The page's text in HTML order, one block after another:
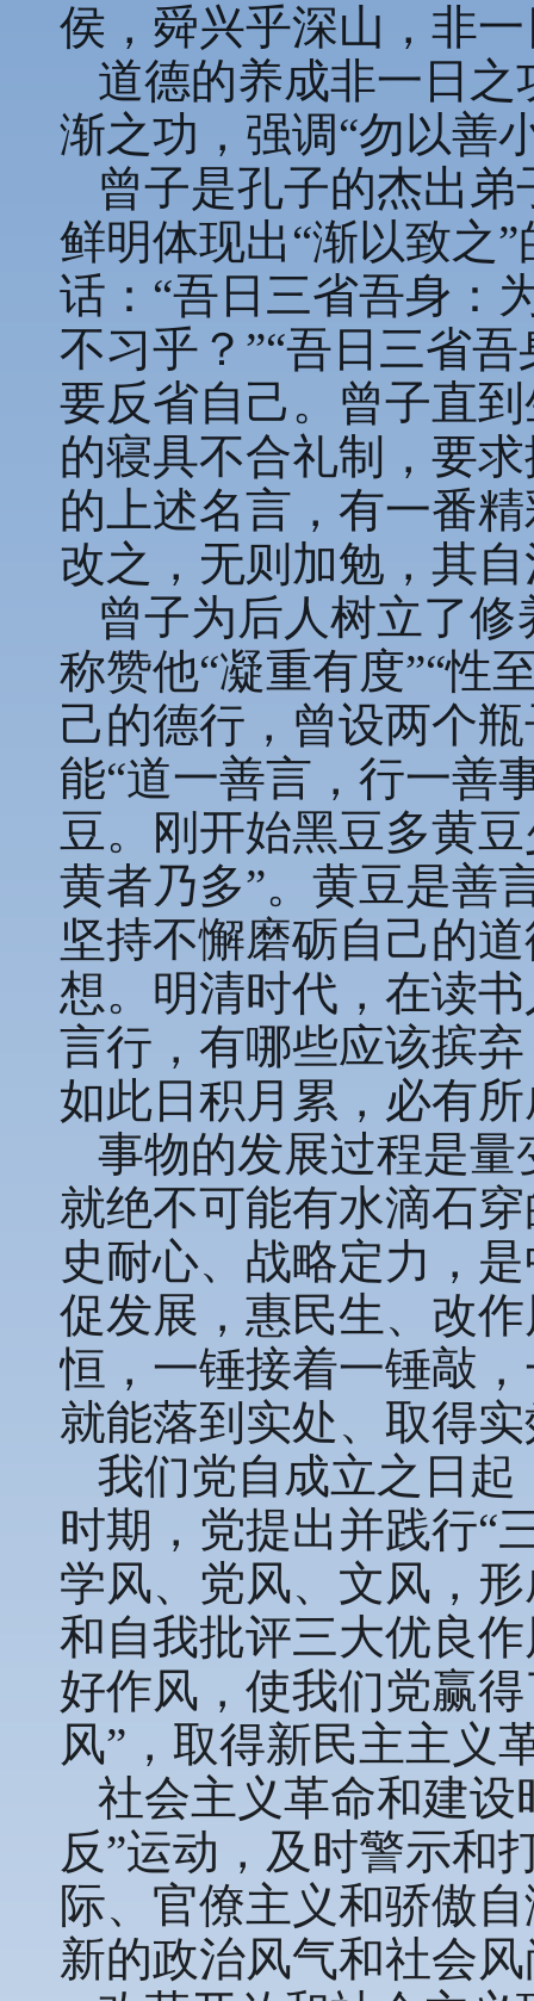
侯，舜兴乎深山，非
道德的养成非一日之
渐之功，强调“勿以善
曾子是孔子的杰出
鲜明体现出“渐以致之
话：“吾日三省吾身：
不习乎？”“吾日三省
要反省自己。曾子直
的寝具不合礼制，要
的上述名言，有一番
改之，无则加勉，其
曾子为后人树立了
称赞他“凝重有度”“性
己的德行，曾设两个
能“道一善言，行一善
豆。刚开始黑豆多黄
黄者乃多”。黄豆是善
坚持不懈磨砺自己的
想。明清时代，在读
言行，有哪些应该摈
如此日积月累，必有
事物的发展过程是
就绝不可能有水滴石
史耐心、战略定力，
促发展，惠民生、改
恒，一锤接着一锤敲
就能落到实处、取得
我们党自成立之日
时期，党提出并践行“
学风、党风、文风，
和自我批评三大优良
好作风，使我们党赢
风”，取得新民主主义
社会主义革命和建设
反”运动，及时警示和
际、官僚主义和骄傲
新的政治风气和社会